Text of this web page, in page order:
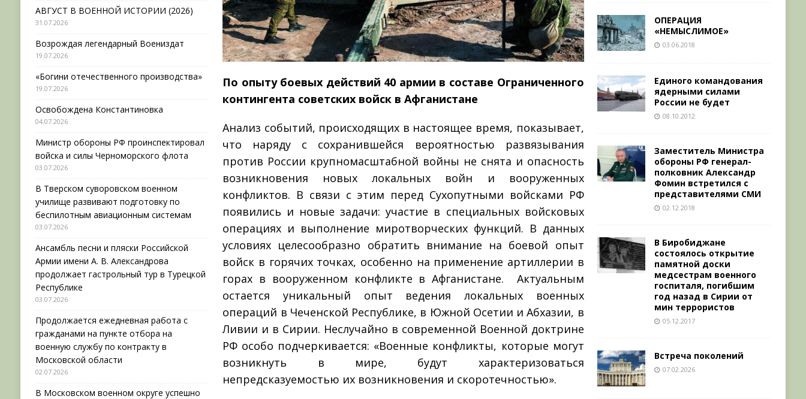
По опыту боевых действий 40 армии в составе Ограниченного
контингента советских войск в Афганистане
Анализ событий, происходящих в настоящее время, показывает,
что наряду с сохранившейся вероятностью развязывания
против России крупномасштабной войны не снята и опасность
возникновения новых локальных войн и вооруженных
конфликтов. В связи с этим перед Сухопутными войсками РФ
появились и новые задачи: участие в специальных войсковых
операциях и выполнение миротворческих функций. В данных
условиях целесообразно обратить внимание на боевой опыт
войск в горячих точках, особенно на применение артиллерии в
горах в вооруженном конфликте в Афганистане. Актуальным
остается уникальный опыт ведения локальных военных
операций в Чеченской Республике, в Южной Осетии и Абхазии, в
Ливии и в Сирии. Неслучайно в современной Военной доктрине
РФ особо подчеркивается: «Военные конфликты, которые могут
возникнуть в мире, будут характеризоваться
непредсказуемостью их возникновения и скоротечностью».
АВГУСТ В ВОЕННОЙ ИСТОРИИ (2026)
31.07.2026
Возрождая легендарный Воениздат
19.07.2026
«Богини отечественного производства»
19.07.2026
Освобождена Константиновка
04.07.2026
Министр обороны РФ проинспектировал
войска и силы Черноморского флота
03.07.2026
В Тверском суворовском военном
училище развивают подготовку по
беспилотным авиационным системам
03.07.2026
Ансамбль песни и пляски Российской
Армии имени А. В. Александрова
продолжает гастрольный тур в Турецкой
Республике
03.07.2026
Продолжается ежедневная работа с
гражданами на пункте отбора на
военную службу по контракту в
Московской области
02.07.2026
В Московском военном округе успешно
ОПЕРАЦИЯ
«НЕМЫСЛИМОЕ»
03.06.2018
Единого командования
ядерными силами
России не будет
08.10.2012
Заместитель Министра
обороны РФ генерал-
полковник Александр
Фомин встретился с
представителями СМИ
02.12.2018
В Биробиджане
состоялось открытие
памятной доски
медсестрам военного
госпиталя, погибшим
год назад в Сирии от
мин террористов
05.12.2017
Встреча поколений
07.02.2026